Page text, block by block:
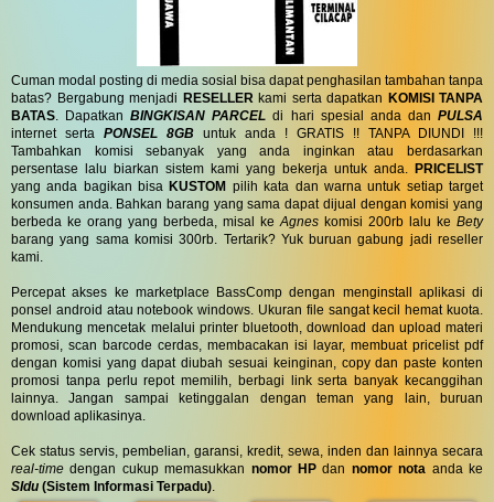
Cuman modal posting di media sosial bisa dapat penghasilan tambahan tanpa
batas? Bergabung menjadi RESELLERkami serta dapatkan KOMISI TANPA
BATAS. DapatkanBINGKISAN PARCEL di hari spesial anda danPULSA
internet serta PONSEL 8GB untuk anda ! GRATIS !! TANPA DIUNDI !!!
Tambahkan komisi sebanyak yang anda inginkan atau berdasarkan
persentase lalu biarkan sistem kami yang bekerja untuk anda. PRICELIST
yang anda bagikan bisa KUSTOM pilih kata dan warna untuk setiap target
konsumen anda. Bahkan barang yang sama dapat dijual dengan komisi yang
berbeda ke orang yang berbeda, misal keAgnes komisi 200rb lalu ke Bety
barang yang sama komisi 300rb. Tertarik? Yuk buruan gabung jadi reseller
kami.
Percepat akses ke marketplace BassComp dengan menginstall aplikasi di
ponsel android atau notebook windows. Ukuran file sangat kecil hemat kuota.
Mendukung mencetak melalui printer bluetooth, download dan upload materi
promosi, scan barcode cerdas, membacakan isi layar, membuat pricelist pdf
dengan komisi yang dapat diubah sesuai keinginan, copy dan paste konten
promosi tanpa perlu repot memilih, berbagi link serta banyak kecanggihan
lainnya. Jangan sampai ketinggalan dengan teman yang lain, buruan
download aplikasinya.
Cek status servis, pembelian, garansi, kredit, sewa, inden dan lainnya secara
real-time dengan cukup memasukkan nomor HP dan nomor nota anda ke
SIdu (Sistem Informasi Terpadu).